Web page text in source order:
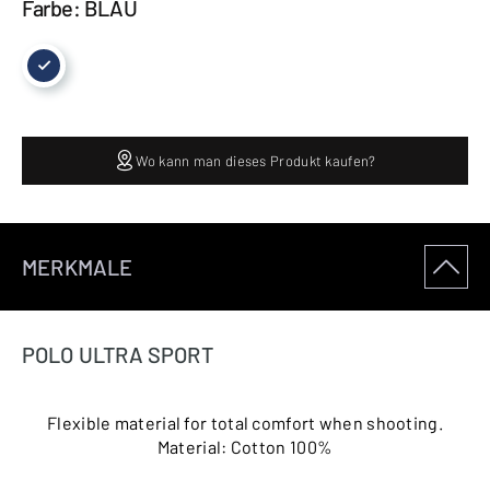
Farbe: BLAU
Wo kann man dieses Produkt kaufen?
MERKMALE
POLO ULTRA SPORT
Flexible material for total comfort when shooting.
Material: Cotton 100%